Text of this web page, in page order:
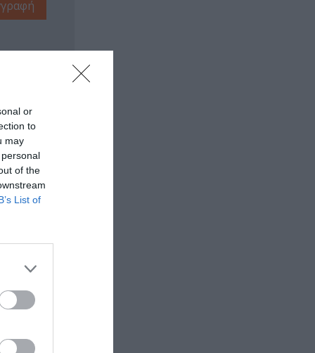
or
to
may
of the
List of